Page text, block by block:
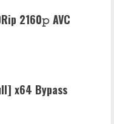
2160𝚙 AVC
x64 Bypass